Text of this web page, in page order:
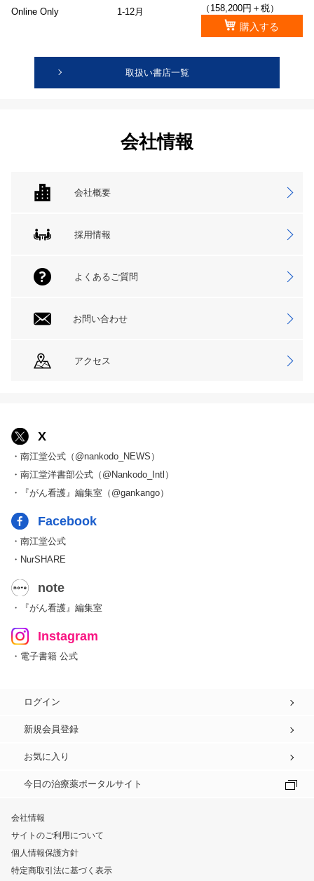
Online Only 1-12月 （158,200円＋税）
購入する
取扱い書店一覧
会社情報
会社概要
採用情報
よくあるご質問
お問い合わせ
アクセス
X
・南江堂公式（@nankodo_NEWS）
・南江堂洋書部公式（@Nankodo_Intl）
・『がん看護』編集室（@gankango）
Facebook
・南江堂公式
・NurSHARE
note
・『がん看護』編集室
Instagram
・電子書籍 公式
ログイン
新規会員登録
お気に入り
今日の治療薬ポータルサイト
会社情報
サイトのご利用について
個人情報保護方針
特定商取引法に基づく表示